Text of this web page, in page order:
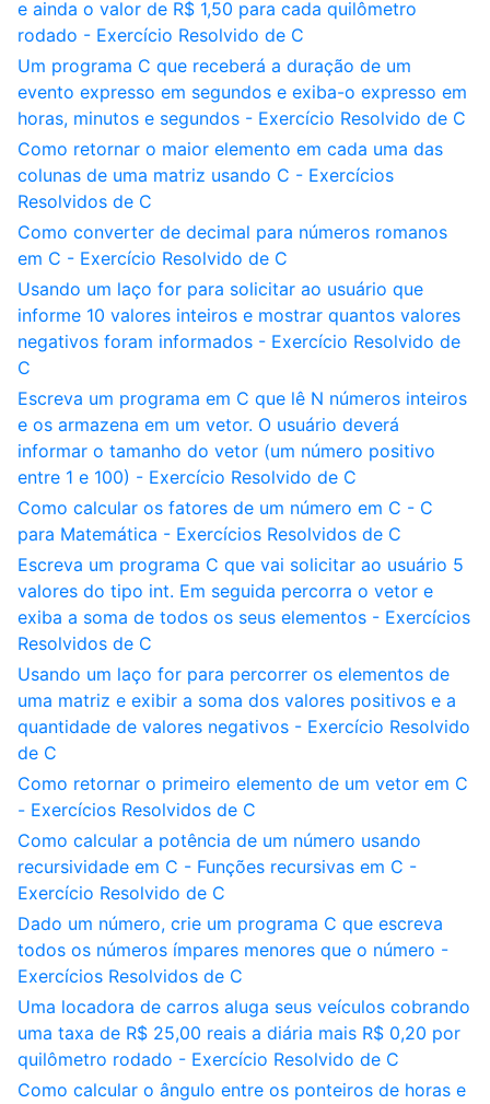
e ainda o valor de R$ 1,50 para cada quilômetro
rodado - Exercício Resolvido de C
Um programa C que receberá a duração de um
evento expresso em segundos e exiba-o expresso em
horas, minutos e segundos - Exercício Resolvido de C
Como retornar o maior elemento em cada uma das
colunas de uma matriz usando C - Exercícios
Resolvidos de C
Como converter de decimal para números romanos
em C - Exercício Resolvido de C
Usando um laço for para solicitar ao usuário que
informe 10 valores inteiros e mostrar quantos valores
negativos foram informados - Exercício Resolvido de
C
Escreva um programa em C que lê N números inteiros
e os armazena em um vetor. O usuário deverá
informar o tamanho do vetor (um número positivo
entre 1 e 100) - Exercício Resolvido de C
Como calcular os fatores de um número em C - C
para Matemática - Exercícios Resolvidos de C
Escreva um programa C que vai solicitar ao usuário 5
valores do tipo int. Em seguida percorra o vetor e
exiba a soma de todos os seus elementos - Exercícios
Resolvidos de C
Usando um laço for para percorrer os elementos de
uma matriz e exibir a soma dos valores positivos e a
quantidade de valores negativos - Exercício Resolvido
de C
Como retornar o primeiro elemento de um vetor em C
- Exercícios Resolvidos de C
Como calcular a potência de um número usando
recursividade em C - Funções recursivas em C -
Exercício Resolvido de C
Dado um número, crie um programa C que escreva
todos os números ímpares menores que o número -
Exercícios Resolvidos de C
Uma locadora de carros aluga seus veículos cobrando
uma taxa de R$ 25,00 reais a diária mais R$ 0,20 por
quilômetro rodado - Exercício Resolvido de C
Como calcular o ângulo entre os ponteiros de horas e